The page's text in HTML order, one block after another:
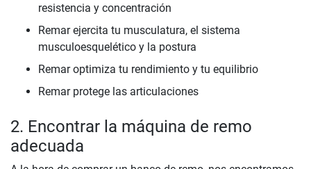
resistencia y concentración
Remar ejercita tu musculatura, el sistema
musculoesquelético y la postura
Remar optimiza tu rendimiento y tu equilibrio
Remar protege las articulaciones
2. Encontrar la máquina de remo
adecuada